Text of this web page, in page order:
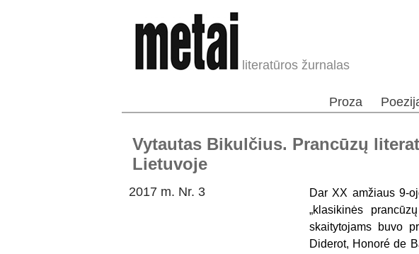
literatūros žurnalas
Proza
Vytautas Bikulčius. Prancūzų
Lietuvoje
2017 m. Nr. 3
Dar XX amžiaus 9-
„klasikinės
skaitytojams buvo
Diderot, Honoré de